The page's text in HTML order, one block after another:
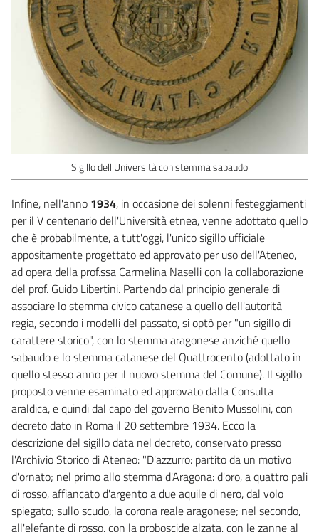
Sigillo dell'Università con stemma sabaudo
Infine, nell'anno 1934, in occasione dei solenni festeggiamenti
per il V centenario dell'Università etnea, venne adottato quello
che è probabilmente, a tutt'oggi, l'unico sigillo ufficiale
appositamente progettato ed approvato per uso dell'Ateneo,
ad opera della prof.ssa Carmelina Naselli con la collaborazione
del prof. Guido Libertini. Partendo dal principio generale di
associare lo stemma civico catanese a quello dell'autorità
regia, secondo i modelli del passato, si optò per "un sigillo di
carattere storico", con lo stemma aragonese anziché quello
sabaudo e lo stemma catanese del Quattrocento (adottato in
quello stesso anno per il nuovo stemma del Comune). Il sigillo
proposto venne esaminato ed approvato dalla Consulta
araldica, e quindi dal capo del governo Benito Mussolini, con
decreto dato in Roma il 20 settembre 1934. Ecco la
descrizione del sigillo data nel decreto, conservato presso
l'Archivio Storico di Ateneo: "D'azzurro: partito da un motivo
d'ornato; nel primo allo stemma d'Aragona: d'oro, a quattro pali
di rosso, affiancato d'argento a due aquile di nero, dal volo
spiegato; sullo scudo, la corona reale aragonese; nel secondo,
all'elefante di rosso, con la proboscide alzata, con le zanne al